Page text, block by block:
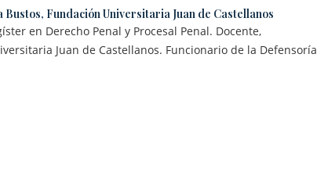
Bustos, Fundación Universitaria Juan de Castellanos
en Derecho Penal y Procesal Penal. Docente,
Juan de Castellanos. Funcionario de la Defensoría